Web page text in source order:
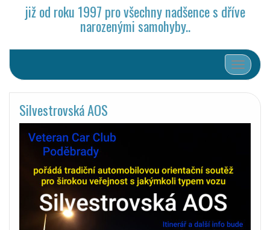
již od roku 1997 pro všechny nadšence s dříve
narozenými samohyby..
Silvestrovská AOS